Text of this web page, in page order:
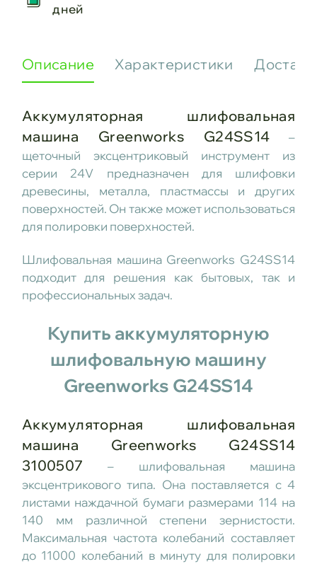
дней
Описание Характеристики
Аккумуляторная шлифовальная
машина Greenworks G24SS14 –
щеточный эксцентриковый инструмент из
серии 24V предназначен для шлифовки
древесины, металла, пластмассы и других
поверхностей. Он также может использоваться
для полировки поверхностей.
Шлифовальная машина Greenworks G24SS14
подходит для решения как бытовых, так и
профессиональных задач.
Купить аккумуляторную
шлифовальную машину
Greenworks G24SS14
Аккумуляторная шлифовальная
машина Greenworks G24SS14
3100507 – шлифовальная машина
эксцентрикового типа. Она поставляется с 4
листами наждачной бумаги размерами 114 на
140 мм различной степени зернистости.
Максимальная частота колебаний составляет
до 11000 колебаний в минуту для полировки